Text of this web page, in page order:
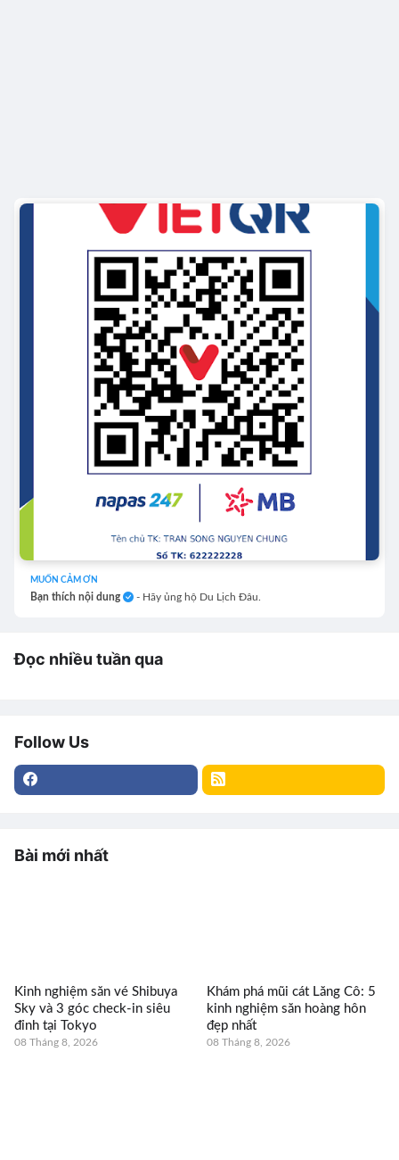
MUỐN CẢM ƠN
Bạn thích nội dung - Hãy ủng hộ Du Lịch Đâu.
Đọc nhiều tuần qua
Follow Us
Bài mới nhất
Kinh nghiệm săn vé Shibuya
Sky và 3 góc check-in siêu
đỉnh tại Tokyo
08 Tháng 8, 2026
Khám phá mũi cát Lăng Cô: 5
kinh nghiệm săn hoàng hôn
đẹp nhất
08 Tháng 8, 2026